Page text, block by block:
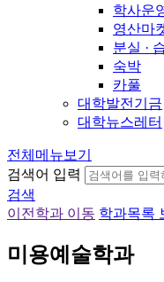
학사운
영산마
분실 ·
숙박
카풀
대학발전기금
대학뉴스레터
전체메뉴보기
검색어 입력
검색
이전학과 이동 학과목록
미용예술학과